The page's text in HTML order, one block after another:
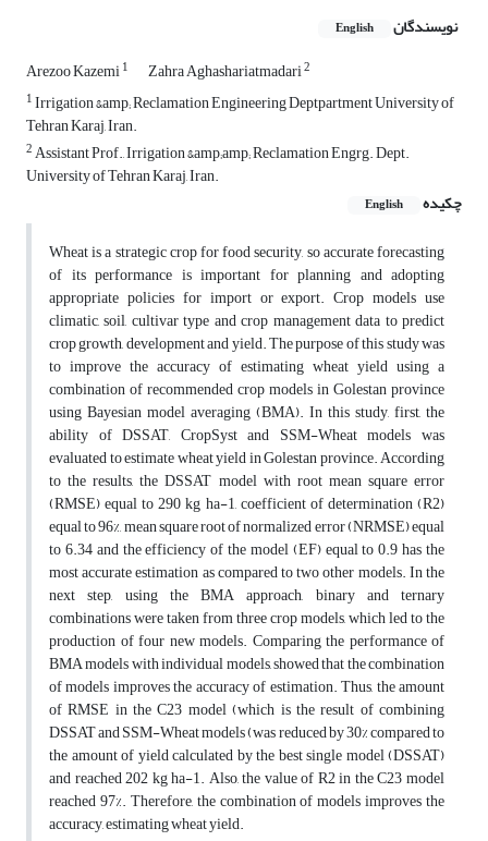
نویسندگان English
Arezoo Kazemi1 Zahra Aghashariatmadari2
1Irrigation &amp; Reclamation Engineering Deptpartment University of
Tehran Karaj, Iran.
2Assistant Prof., Irrigation &amp;amp; Reclamation Engrg. Dept.
University of Tehran Karaj, Iran.
چکیده
English
Wheat is a strategic crop for food security, so accurate forecasting
of its performance is important for planning and adopting
appropriate policies for import or export. Crop models use
climatic, soil, cultivar type and crop management data to predict
crop growth, development and yield. The purpose of this study was
to improve the accuracy of estimating wheat yield using a
combination of recommended crop models in Golestan province
using Bayesian model averaging (BMA). In this study, first, the
ability of DSSAT, CropSyst and SSM-Wheat models was
evaluated to estimate wheat yield in Golestan province. According
to the results, the DSSAT model with root mean square error
(RMSE) equal to 290 kg ha-1, coefficient of determination (R2)
equal to 96%, mean square root of normalized error (NRMSE) equal
to 6.34 and the efficiency of the model (EF) equal to 0.9 has the
most accurate estimation as compared to two other models. In the
next step, using the BMA approach, binary and ternary
combinations were taken from three crop models, which led to the
production of four new models. Comparing the performance of
BMA models with individual models, showed that the combination
of models improves the accuracy of estimation. Thus, the amount
of RMSE in the C23 model (which is the result of combining
DSSAT and SSM-Wheat models (was reduced by 30% compared to
the amount of yield calculated by the best single model (DSSAT)
and reached 202 kg ha-1. Also, the value of R2 in the C23 model
reached 97%. Therefore, the combination of models improves the
accuracy, estimating wheat yield.